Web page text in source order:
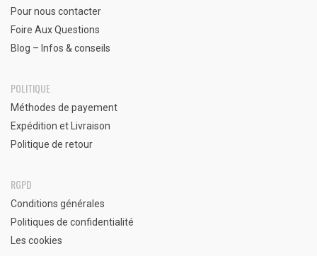
Pour nous contacter
Foire Aux Questions
Blog – Infos & conseils
POLITIQUE
Méthodes de payement
Expédition et Livraison
Politique de retour
RGPD
Conditions générales
Politiques de confidentialité
Les cookies